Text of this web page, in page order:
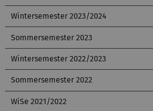
Wintersemester 2023/2024
Sommersemester 2023
Wintersemester 2022/2023
Sommersemester 2022
WiSe 2021/2022